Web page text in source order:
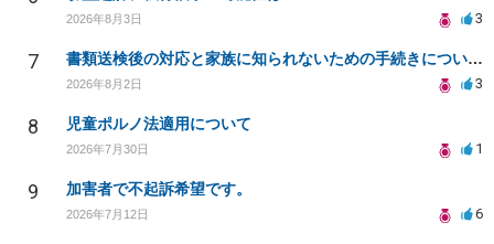
2026年8月3日 3
7 書類送検後の対応と家族に知られないための手続きについて相談
2026年8月2日 3
8 児童ポルノ法適用について
2026年7月30日 1
9 加害者で不起訴希望です。
2026年7月12日 6